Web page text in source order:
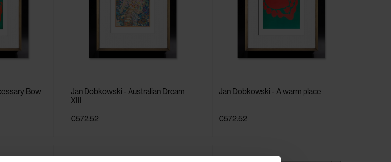
Bow
Jan Dobkowski - Australian Dream
XIII
€572.52
Jan Dobkowski - A warm place
€572.52